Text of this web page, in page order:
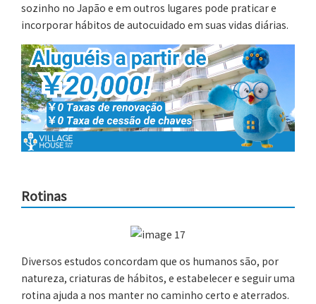
sozinho no Japão e em outros lugares pode praticar e
incorporar hábitos de autocuidado em suas vidas diárias.
Rotinas
Diversos estudos concordam que os humanos são, por
natureza, criaturas de hábitos, e estabelecer e seguir uma
rotina ajuda a nos manter no caminho certo e aterrados.